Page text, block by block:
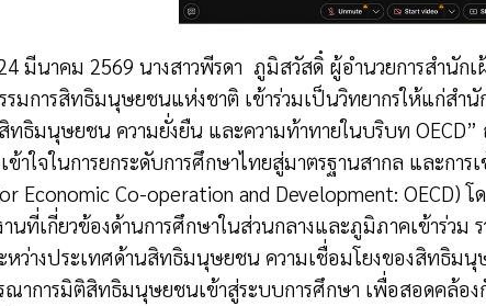
มีนาคม 2569 นางสาวพีรดา ภูมิสวัสดิ์ ผู้อำนวยการสำนัก
รมการสิทธิมนุษยชนแห่งชาติ เข้าร่วมเป็นวิทยากรให้แก่สำ
ทธิมนุษยชน ความยั่งยืน และความท้าทายในบริบท OECD”
เข้าใจในการยกระดับการศึกษาไทยสู่มาตรฐานสากล และก
Economic Co-operation and Development: OECD)โ
านที่เกี่ยวข้องด้านการศึกษาในส่วนกลางและภูมิภาคเข้าร่
ว่างประเทศด้านสิทธิมนุษยชน ความเชื่อมโยงของสิทธิ
ณาการมิติสิทธิมนุษยชนเข้าสู่ระบบการศึกษา เพื่อสอดคล้อ